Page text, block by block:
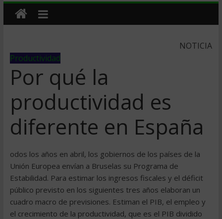
NOTICIA
Productividad
Por qué la
productividad es
diferente en España
odos los años en abril, los gobiernos de los países de la
Unión Europea envían a Bruselas su Programa de
Estabilidad. Para estimar los ingresos fiscales y el déficit
público previsto en los siguientes tres años elaboran un
cuadro macro de previsiones. Estiman el PIB, el empleo y
el crecimiento de la productividad, que es el PIB dividido